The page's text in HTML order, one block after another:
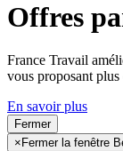
Offres
France Travail
vous proposant
En savoir plus
Fermer
× Fermer la fenêtre